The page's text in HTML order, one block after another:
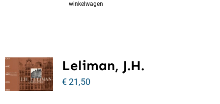
winkelwagen
Leliman, J.H.
€21,50